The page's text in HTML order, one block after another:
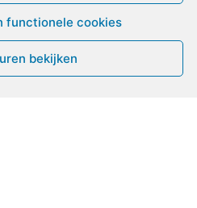
functionele cookies
bekijken
3 4 5